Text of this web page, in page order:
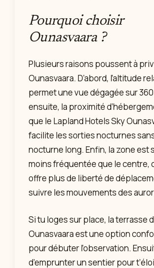
Pourquoi choisir
Ounasvaara ?
Plusieurs raisons poussent à
Ounasvaara. D’abord, l’altitude
permet une vue dégagée sur
ensuite, la proximité
que le Lapland Hotels Sky
facilite les sorties nocturnes
nocturne long. Enfin, la zone est
moins fréquentée que le centre,
offre plus de liberté de
suivre les mouvements des
Si tu loges sur place, la terrasse
Ounasvaara est une option
pour débuter l’observation.
d’emprunter un sentier pour